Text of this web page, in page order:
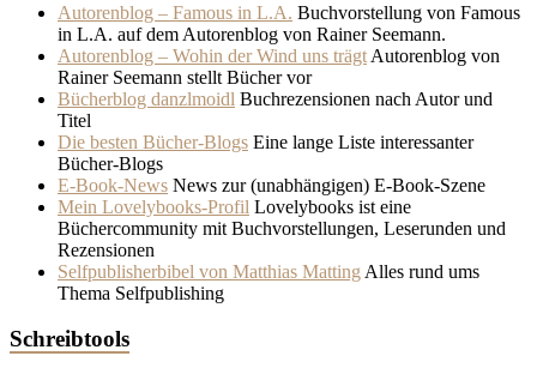
Autorenblog – Famous in L.A. Buchvorstellung von Famous
in L.A. auf dem Autorenblog von Rainer Seemann.
Autorenblog – Wohin der Wind uns trägt Autorenblog von
Rainer Seemann stellt Bücher vor
Bücherblog danzlmoidl Buchrezensionen nach Autor und
Titel
Die besten Bücher-Blogs Eine lange Liste interessanter
Bücher-Blogs
E-Book-News News zur (unabhängigen) E-Book-Szene
Mein Lovelybooks-Profil Lovelybooks ist eine
Büchercommunity mit Buchvorstellungen, Leserunden und
Rezensionen
Selfpublisherbibel von Matthias Matting Alles rund ums
Thema Selfpublishing
Schreibtools